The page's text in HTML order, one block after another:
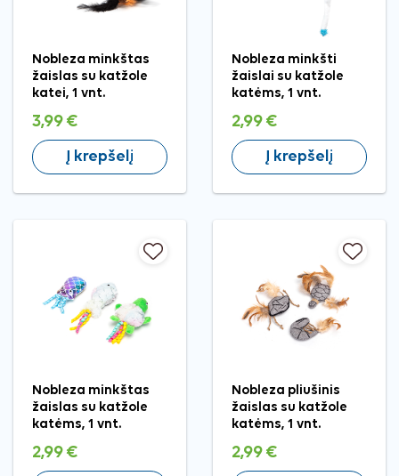
Nobleza minkštas
žaislas su katžole
katei, 1 vnt.
3,99 €
Į krepšelį
Nobleza minkšti
žaislai su katžole
katėms, 1 vnt.
2,99 €
Į krepšelį
Nobleza minkštas
žaislas su katžole
katėms, 1 vnt.
2,99 €
Nobleza pliušinis
žaislas su katžole
katėms, 1 vnt.
2,99 €